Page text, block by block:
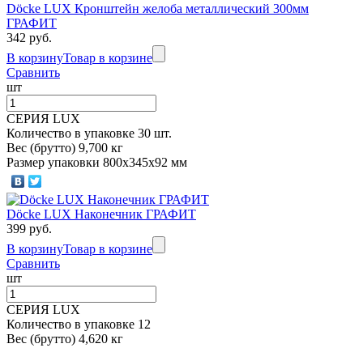
Döcke LUX Кронштейн желоба металлический 300мм
ГРАФИТ
342 руб.
В корзинуТовар в корзине
Сравнить
шт
СЕРИЯ LUX
Количество в упаковке 30 шт.
Вес (брутто) 9,700 кг
Размер упаковки 800х345х92 мм
Döcke LUX Наконечник ГРАФИТ
399 руб.
В корзинуТовар в корзине
Сравнить
шт
СЕРИЯ LUX
Количество в упаковке 12
Вес (брутто) 4,620 кг